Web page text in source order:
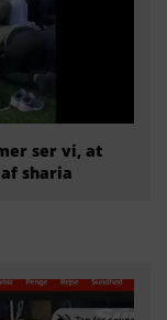
ser vi, at
sharia